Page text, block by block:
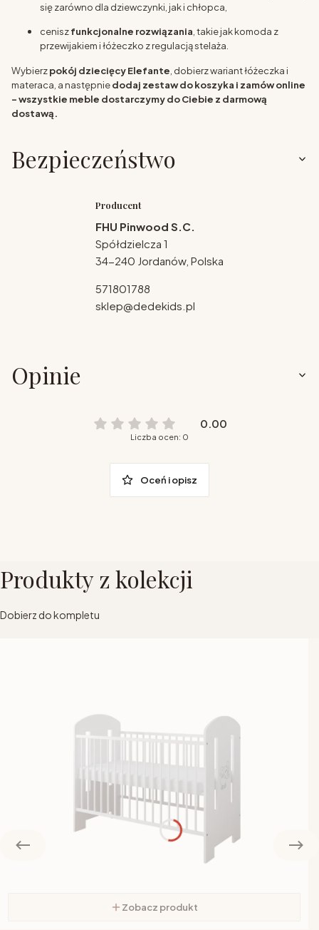
się zarówno dla dziewczynki, jak i chłopca,
ceniszfunkcjonalne rozwiązania, takie jak komoda z
przewijakiem i łóżeczko z regulacją stelaża.
Wybierzpokój dziecięcy Elefante, dobierz wariant łóżeczka i
materaca, a następniedodaj zestaw do koszyka i zamów online
– wszystkie meble dostarczymy do Ciebie z darmową
dostawą.
Bezpieczeństwo
Producent
FHU Pinwood S.C.
Spółdzielcza 1
34-240 Jordanów, Polska
571801788
sklep@dedekids.pl
Opinie
0.00
Liczba ocen: 0
Oceń i opisz
Produkty z kolekcji
Dobierz do kompletu
Zobacz produkt